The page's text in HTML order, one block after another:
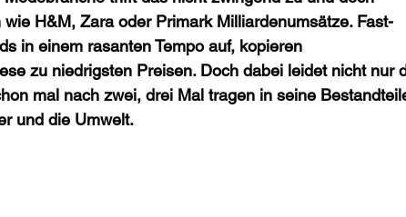
H&M, Zara oder Primark Milliardenumsätze. Fast-
in einem rasanten Tempo auf, kopieren
zu niedrigsten Preisen. Doch dabei leidet nicht nur
mal nach zwei, drei Mal tragen in seine
und die Umwelt.